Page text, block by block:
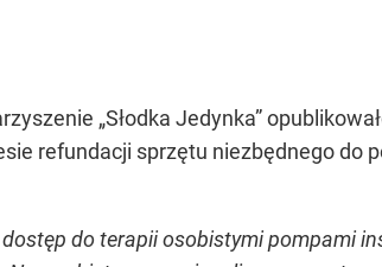
„Słodka Jedynka”
refundacji sprzętu niezbędnego do
dostęp do terapii osobistymi pompami